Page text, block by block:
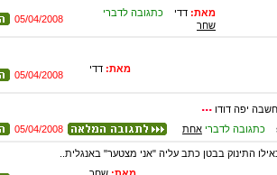
05/04/2008
מאת: דדי
כתגובה לדברי
שחר
05/04/2008
מאת: דדי
יפה דודו ...
05/04/2008 כתגובה לדברי אחת
התינוק בבטן כתב עליה "אני מצטער" באנגלית..